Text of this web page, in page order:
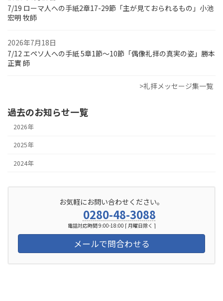
7/19 ローマ人への手紙2章17-29節「主が見ておられるもの」小池
宏明 牧師
2026年7月18日
7/12 エペソ人への手紙 5章1節～10節「偶像礼拝の真実の姿」勝本
正實 師
>礼拝メッセージ集一覧
過去のお知らせ一覧
2026年
2025年
2024年
お気軽にお問い合わせください。
0280-48-3088
電話対応時間 9:00-18:00 [ 月曜日除く ]
メールで問合わせる